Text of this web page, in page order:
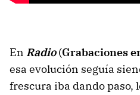
En Radio(Grabaciones
esa evolución seguía
frescura iba dando paso,